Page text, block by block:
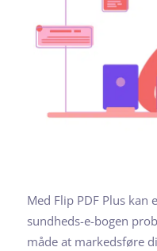
Med Flip PDF Plus
sundheds-e-bogen
måde at markedsføre